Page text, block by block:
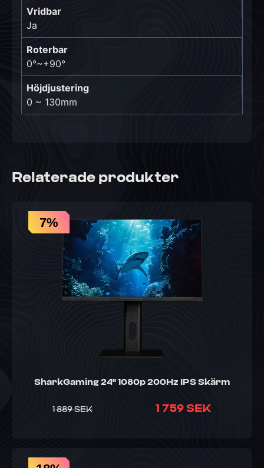
Vridbar
Ja
Roterbar
0°~+90°
Höjdjustering
0 ~ 130mm
Relaterade produkter
7%
SharkGaming 24" 1080p 200Hz IPS Skärm
1 759 SEK
1 889 SEK